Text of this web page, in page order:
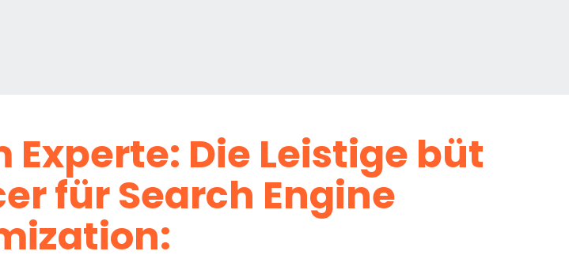
Experte: Die Leistige büt
für Search Engine